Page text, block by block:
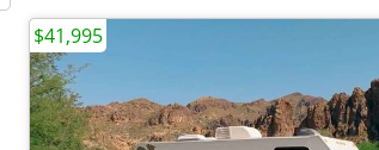
$41,995